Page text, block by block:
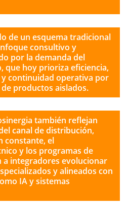
de un esquema tradicional
consultivo y
por la demanda del
que hoy prioriza eficiencia,
continuidad operativa por
productos aislados.
también reflejan
canal de distribución,
constante, el
y los programas de
integradores evolucionar
y alineados con
IA y sistemas